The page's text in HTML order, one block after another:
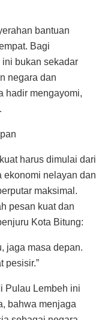
bantuan
Bagi
bukan sekadar
negara dan
hadir mengayomi,
harus dimulai dari
ekonomi nelayan dan
maksimal.
pesan kuat dan
Kota Bitung:
jaga masa depan.
pesisir.”
Pulau Lembeh ini
bahwa menjaga